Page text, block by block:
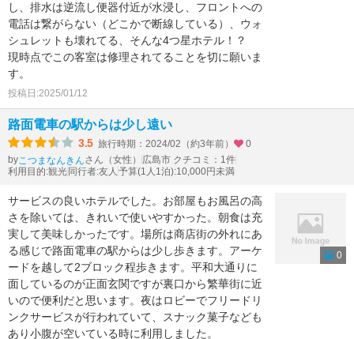
し、排水は逆流し便器付近が水浸し、フロントへの
電話は繋がらない（どこかで断線している）、ウォ
シュレットも壊れてる、そんな4つ星ホテル！？
現時点でこの客室は修理されてることを切に願いま
す。
投稿日:2025/01/12
路面電車の駅からは少し遠い
3.5 旅行時期：2024/02（約3年前）
0
by こつまなんきんさん（女性）
広島市 クチコミ：1件
利用目的:観光同行者:友人 予算(1人1泊):10,000円未満
サービスの良いホテルでした。お部屋もお風呂の高
さを除いては、きれいで使いやすかった。朝食は充
実して美味しかったです。場所は商店街の外れにあ
る感じで路面電車の駅からは少し歩きます。アーケ
ードを越して2ブロック程歩きます。平和大通りに
面しているのが正面玄関ですが裏口から繁華街に近
いので便利だと思います。夜はロビーでフリードリ
ンクサービスが行われていて、スナック菓子なども
あり小腹が空いている時に利用しました。
0